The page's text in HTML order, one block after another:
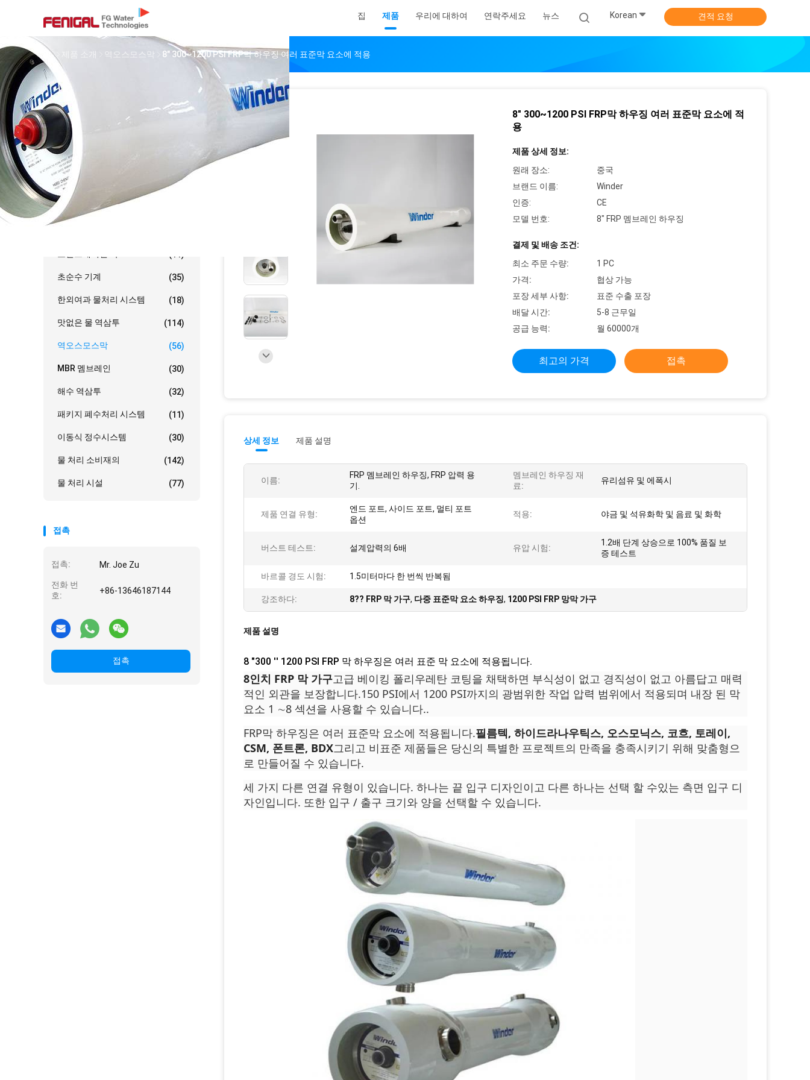
집 제품 우리에 대하여 연락주세요 뉴스 Korean 견적 요청
홈 제품 소개 역오스모스막 8" 300~1200 PSI FRP막 하우징 여러 표준막 요소에 적용
카테고리
역삼 투 수처리 시스템
컨테이너화된 역오스모스
시스템...
수에즈 EDI 스택 (54)
DOW UF 막
초순수 기계 (35)
한외여과 물처리 시스템 (18)
맛없은 물 역삼투 (114)
역오스모스막 (56)
MBR 멤브레인 (30)
해수 역삼투 (32)
패키지 폐수처리 시스템 (11)
이동식 정수시스템 (30)
물 처리 소비재의 (142)
물 처리 시설 (77)
접촉
접촉: Mr. Joe Zu
전화 번
호:
+86-13646187144
접촉
8" 300~1200 PSI FRP막 하우징 여러 표준막 요소에 적
용
제품 상세 정보:
원래 장소:
중국
브랜드 이름:
Winder
인증:
CE
모델 번호:
8" FRP 멤브레인 하우징
결제 및 배송 조건:
최소 주문 수량:
1 PC
가격:
협상 가능
포장 세부 사항:
표준 수출 포장
배달 시간:
5-8 근무일
공급 능력:
월 60000개
최고의 가격 접촉
상세 정보 제품 설명
이름:
FRP 멤브레인 하우징, FRP 압력 용
기.
멤브레인 하우징 재
료:
유리섬유 및 에폭시
제품 연결 유형:
엔드 포트, ​​사이드 포트, ​​멀티 포트
옵션
적용: 야금 및 석유화학 및 음료 및 화학
버스트 테스트: 설계압력의 6배 유압 시험:
1.2배 단계 상승으로 100% 품질 보
증 테스트
바르콜 경도 시험: 1.5미터마다 한 번씩 반복됨
강조하다: 8?? FRP 막 가구, 다중 표준막 요소 하우징, 1200 PSI FRP 망막 가구
제품 설명
8 "300 ′′ 1200 PSI FRP 막 하우징은 여러 표준 막 요소에 적용됩니다.
8인치 FRP 막 가구고급 베이킹 폴리우레탄 코팅을 채택하면 부식성이 없고 경직성이 없고 아름답고 매력
적인 외관을 보장합니다.150 PSI에서 1200 PSI까지의 광범위한 작업 압력 범위에서 적용되며 내장 된 막
요소 1 ∼8 섹션을 사용할 수 있습니다..
FRP막 하우징은 여러 표준막 요소에 적용됩니다.필름텍, 하이드라나우틱스, 오스모닉스, 코흐, 토레이,
CSM, 폰트론, BDX그리고 비표준 제품들은 당신의 특별한 프로젝트의 만족을 충족시키기 위해 맞춤형으
로 만들어질 수 있습니다.
세 가지 다른 연결 유형이 있습니다. 하나는 끝 입구 디자인이고 다른 하나는 선택 할 수있는 측면 입구 디
자인입니다. 또한 입구 / 출구 크기와 양을 선택할 수 있습니다.